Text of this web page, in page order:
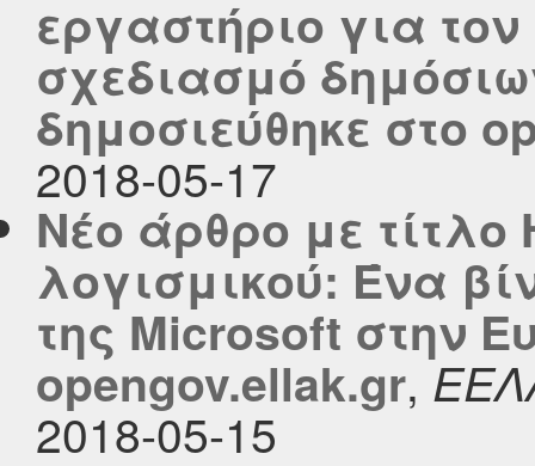
εργαστήριο για
σχεδιασμό
δημοσιεύθηκε στο
2018-05-17
Νέο άρθρο με
λογισμικού: Ένα
της Microsoft στην
opengov.ellak.gr,
2018-05-15